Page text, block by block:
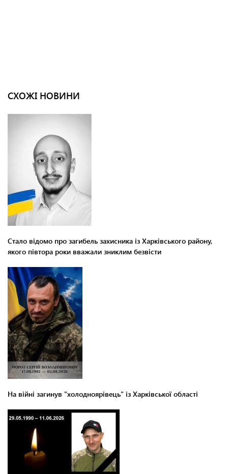
СХОЖІ НОВИНИ
Стало відомо про загибель захисника із Харківського району,
якого півтора роки вважали зниклим безвісти
На війні загинув "холодноярівець" із Харківської області